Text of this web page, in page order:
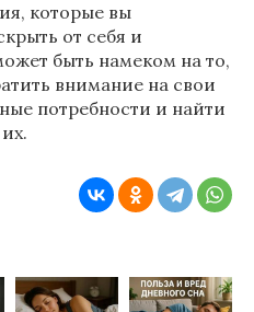
которые вы
от себя и
быть намеком на то,
внимание на свои
потребности и найти